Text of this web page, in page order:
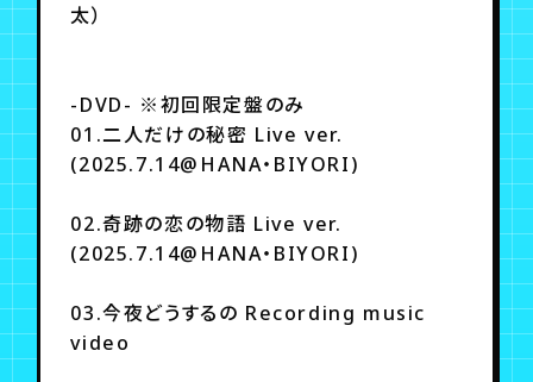
太）
-DVD- ※初回限定盤のみ
01.二人だけの秘密 Live ver.
(2025.7.14@HANA・BIYORI)
02.奇跡の恋の物語 Live ver.
(2025.7.14@HANA・BIYORI)
03.今夜どうするの Recording music
video